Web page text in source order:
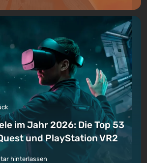
im Jahr 2026: Die Top 53
und PlayStation VR2
hinterlassen